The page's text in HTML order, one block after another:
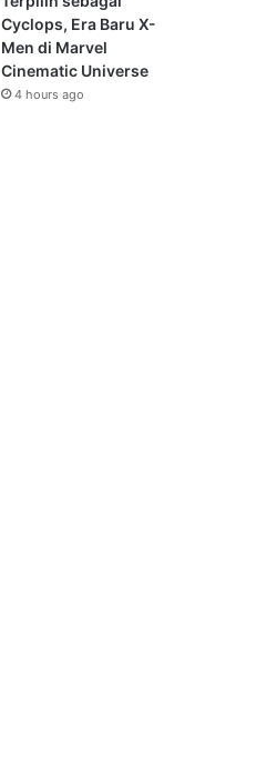
Cyclops, Era Baru X-
Men di Marvel
Cinematic Universe
4 hours ago